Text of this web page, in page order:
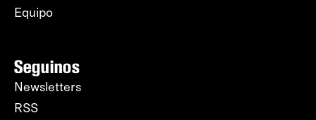
Equipo
Seguinos
Newsletters
RSS